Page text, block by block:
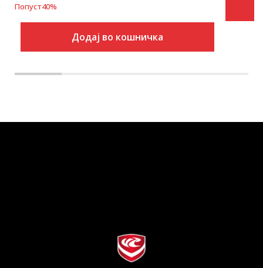
Попуст40%
Додај во кошничка